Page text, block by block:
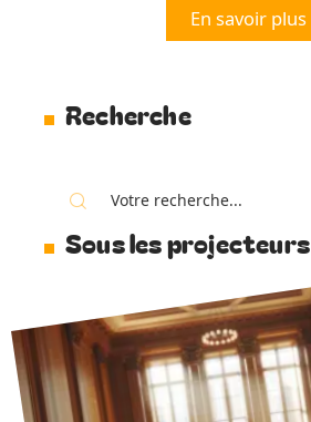
En savoir plus
Recherche
Sous les projecteurs